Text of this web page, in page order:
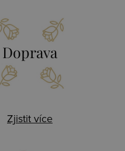
Doprava
Zjistit více